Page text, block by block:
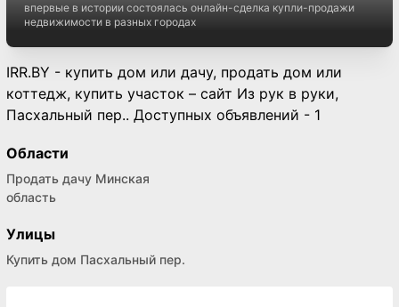
впервые в истории состоялась онлайн-сделка купли-продажи
недвижимости в разных городах
IRR.BY - купить дом или дачу, продать дом или
коттедж, купить участок – сайт Из рук в руки,
Пасхальный пер.. Доступных объявлений - 1
Области
Продать дачу Минская
область
Улицы
Купить дом Пасхальный пер.